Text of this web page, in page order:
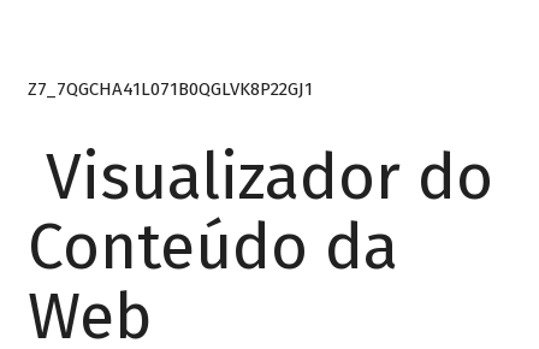
Z7_7QGCHA41L071B0QGLVK8P22GJ1
Visualizador do
Conteúdo da
Web